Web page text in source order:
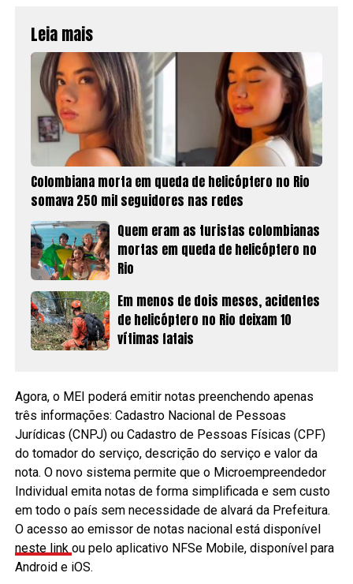
Leia mais
Colombiana morta em queda de helicóptero no Rio
somava 250 mil seguidores nas redes
Quem eram as turistas colombianas
mortas em queda de helicóptero no
Rio
Em menos de dois meses, acidentes
de helicóptero no Rio deixam 10
vítimas fatais
Agora, o MEI poderá emitir notas preenchendo apenas
três informações: Cadastro Nacional de Pessoas
Jurídicas (CNPJ) ou Cadastro de Pessoas Físicas (CPF)
do tomador do serviço, descrição do serviço e valor da
nota. O novo sistema permite que o Microempreendedor
Individual emita notas de forma simplificada e sem custo
em todo o país sem necessidade de alvará da Prefeitura.
O acesso ao emissor de notas nacional está disponível
neste link ou pelo aplicativo NFSe Mobile, disponível para
Android e iOS.